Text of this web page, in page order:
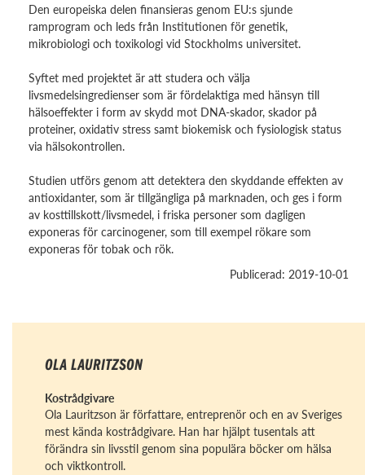
Den europeiska delen finansieras genom EU:s sjunde
ramprogram och leds från Institutionen för genetik,
mikrobiologi och toxikologi vid Stockholms universitet.
Syftet med projektet är att studera och välja
livsmedelsingredienser som är fördelaktiga med hänsyn till
hälsoeffekter i form av skydd mot DNA-skador, skador på
proteiner, oxidativ stress samt biokemisk och fysiologisk status
via hälsokontrollen.
Studien utförs genom att detektera den skyddande effekten av
antioxidanter, som är tillgängliga på marknaden, och ges i form
av kosttillskott/livsmedel, i friska personer som dagligen
exponeras för carcinogener, som till exempel rökare som
exponeras för tobak och rök.
Publicerad: 2019-10-01
OLA LAURITZSON
Kostrådgivare
Ola Lauritzson är författare, entreprenör och en av Sveriges
mest kända kostrådgivare. Han har hjälpt tusentals att
förändra sin livsstil genom sina populära böcker om hälsa
och viktkontroll.